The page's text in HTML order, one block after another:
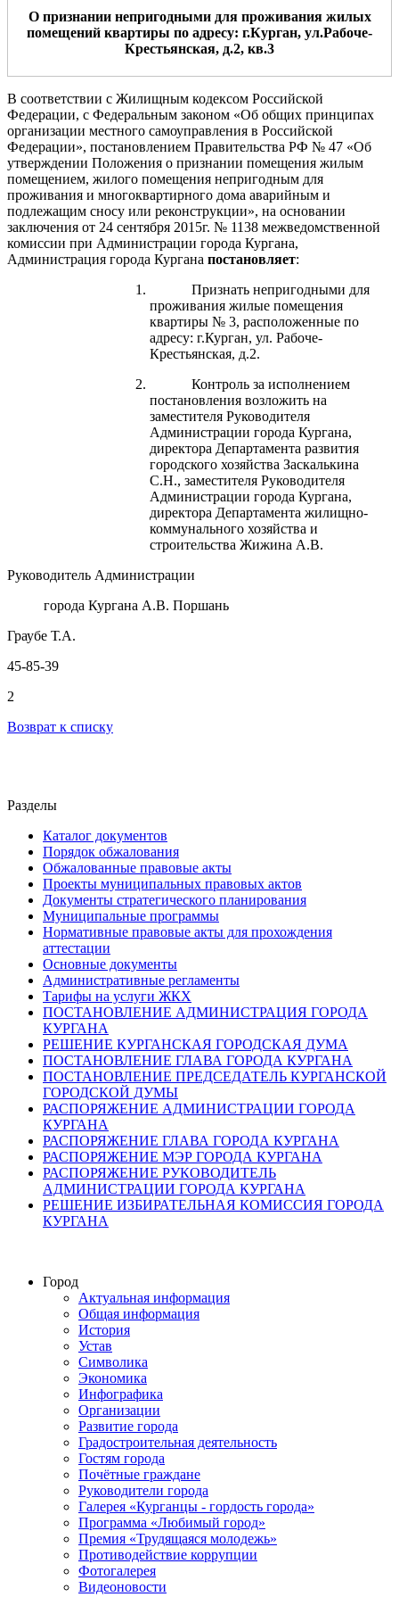
Опризнании непригоднымидля проживания жилых
помещений квартиры по адресу: г.Курган, ул.Рабоче-
Крестьянская, д.2, кв.3
В соответствии с Жилищным кодексом Российской
Федерации, с Федеральным законом «Об общих принципах
организации местного самоуправления в Российской
Федерации», постановлением Правительства РФ № 47 «Об
утверждении Положения о признании помещения жилым
помещением, жилого помещения непригодным для
проживания и многоквартирного дома аварийным и
подлежащим сносу или реконструкции», на основании
заключения от 24 сентября 2015г. № 1138 межведомственной
комиссии при Администрации города Кургана,
Администрация города Кургана постановляет:
Признать непригодными для
проживания жилые помещения
квартиры № 3, расположенные по
адресу: г.Курган, ул. Рабоче-
Крестьянская, д.2.
Контроль за исполнением
постановления возложить на
заместителя Руководителя
Администрации города Кургана,
директора Департамента развития
городского хозяйства Заскалькина
С.Н., заместителя Руководителя
Администрации города Кургана,
директора Департамента жилищно-
коммунального хозяйства и
строительства Жижина А.В.
Руководитель Администрации
города Кургана А.В. Поршань
Граубе Т.А.
45-85-39
2
Возврат к списку
Разделы
Каталог документов
Порядок обжалования
Обжалованные правовые акты
Проекты муниципальных правовых актов
Документы стратегического планирования
Муниципальные программы
Нормативные правовые акты для прохождения
аттестации
Основные документы
Административные регламенты
Тарифы на услуги ЖКХ
ПОСТАНОВЛЕНИЕ АДМИНИСТРАЦИЯ ГОРОДА
КУРГАНА
РЕШЕНИЕ КУРГАНСКАЯ ГОРОДСКАЯ ДУМА
ПОСТАНОВЛЕНИЕ ГЛАВА ГОРОДА КУРГАНА
ПОСТАНОВЛЕНИЕ ПРЕДСЕДАТЕЛЬ КУРГАНСКОЙ
ГОРОДСКОЙ ДУМЫ
РАСПОРЯЖЕНИЕ АДМИНИСТРАЦИИ ГОРОДА
КУРГАНА
РАСПОРЯЖЕНИЕ ГЛАВА ГОРОДА КУРГАНА
РАСПОРЯЖЕНИЕ МЭР ГОРОДА КУРГАНА
РАСПОРЯЖЕНИЕ РУКОВОДИТЕЛЬ
АДМИНИСТРАЦИИ ГОРОДА КУРГАНА
РЕШЕНИЕ ИЗБИРАТЕЛЬНАЯ КОМИССИЯ ГОРОДА
КУРГАНА
Город
Актуальная информация
Общая информация
История
Устав
Символика
Экономика
Инфографика
Организации
Развитие города
Градостроительная деятельность
Гостям города
Почётные граждане
Руководители города
Галерея «Курганцы - гордость города»
Программа «Любимый город»
Премия «Трудящаяся молодежь»
Противодействие коррупции
Фотогалерея
Видеоновости